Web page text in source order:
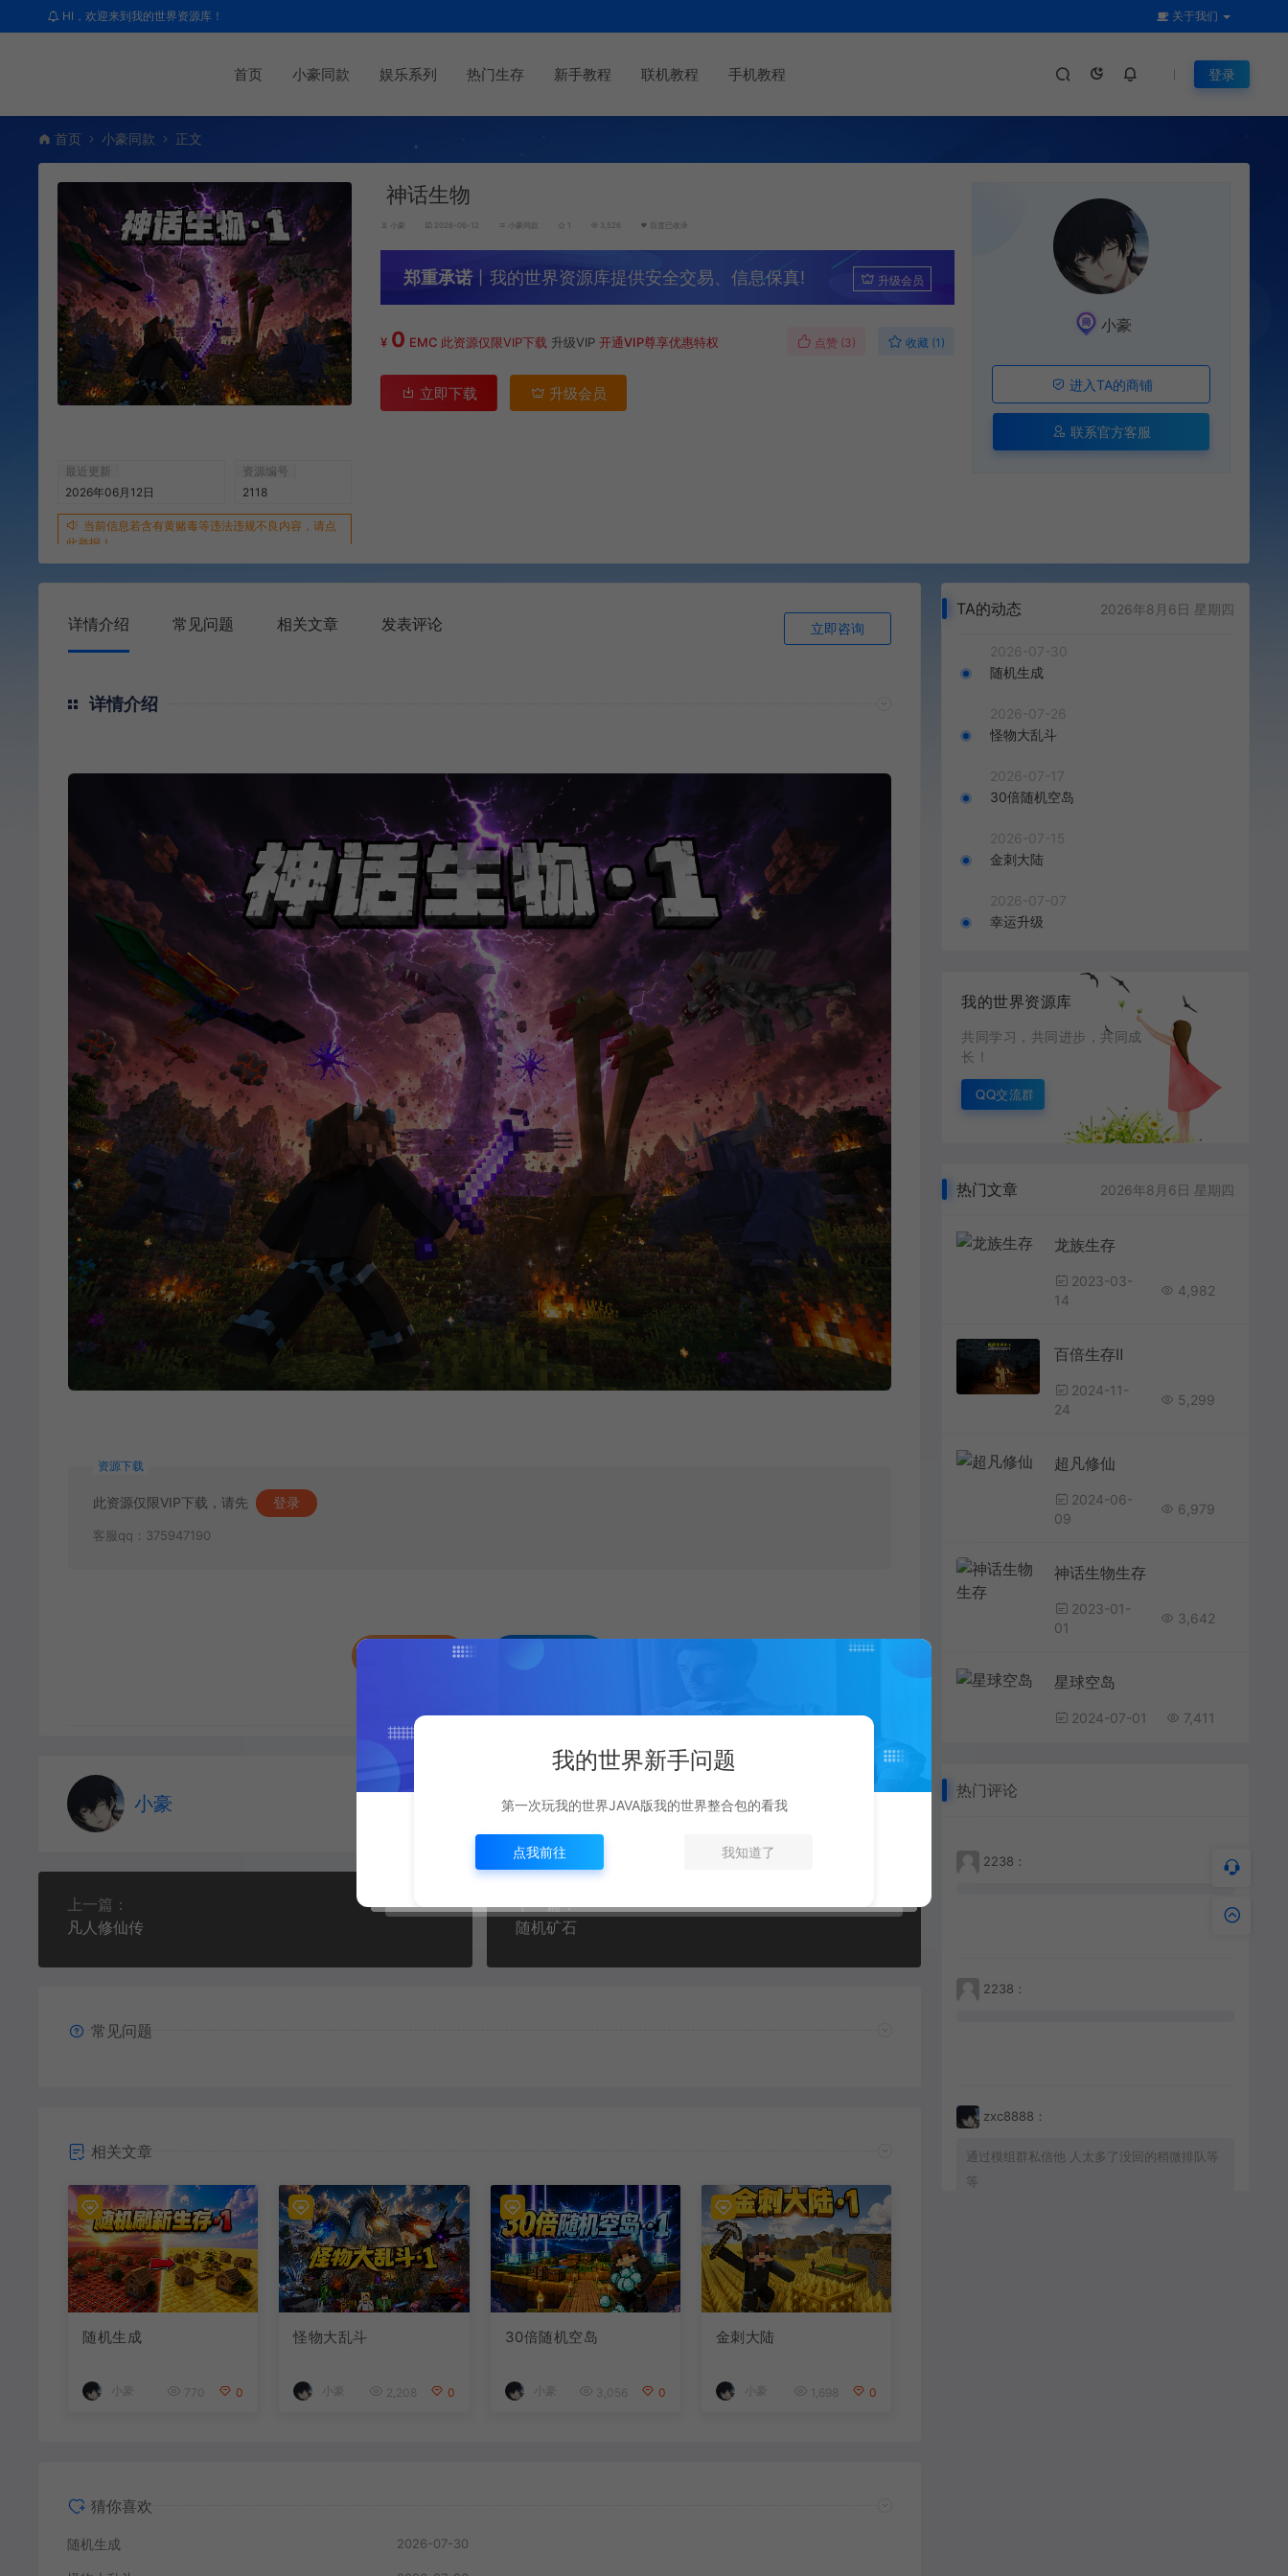
HI，欢迎来到我的世界资源库！ 关于我们
首页 小豪同款 娱乐系列 热门生存 新手教程 联机教程 手机教程 登录
首页 小豪同款 正文
最近更新
2026年06月12日
资源编号
2118
当前信息若含有黄赌毒等违法违规不良内容，请点
此举报！
神话生物
小豪 2026-06-12 小豪同款 1 3,526 百度已收录
郑重承诺 丨我的世界资源库提供安全交易、信息保真! 升级会员
¥ 0 EMC 此资源仅限VIP下载 升级VIP 开通VIP尊享优惠特权 点赞 (3) 收藏 (1)
立即下载 升级会员
小豪
进入TA的商铺
联系官方客服
详情介绍 常见问题 相关文章 发表评论 立即咨询
详情介绍
资源下载
此资源仅限VIP下载，请先 登录
客服qq：375947190
点赞 (
小豪 复制本文链接
上一篇：
凡人修仙传
下一篇：
随机矿石
常见问题
相关文章
随机生成
小豪 770 0
怪物大乱斗
小豪 2,208 0
30倍随机空岛
小豪 3,056 0
金刺大陆
小豪 1,698 0
猜你喜欢
随机生成 2026-07-30
TA的动态 2026年8月6日 星期四
2026-07-30
随机生成
2026-07-26
怪物大乱斗
2026-07-17
30倍随机空岛
2026-07-15
金刺大陆
2026-07-07
幸运升级
我的世界资源库
共同学习，共同进步，共同成
长！
QQ交流群
热门文章 2026年8月6日 星期四
龙族生存
2023-03-
14
4,982
百倍生存Ⅱ
2024-11-
24
5,299
超凡修仙
2024-06-
09
6,979
神话生物生存
2023-01-
01
3,642
星球空岛
2024-07-01 7,411
热门评论
2238：
2238：
zxc8888：
通过模组群私信他 人太多了没回的稍微排队等
等
我的世界新手问题
第一次玩我的世界JAVA版我的世界整合包的看我
点我前往 我知道了